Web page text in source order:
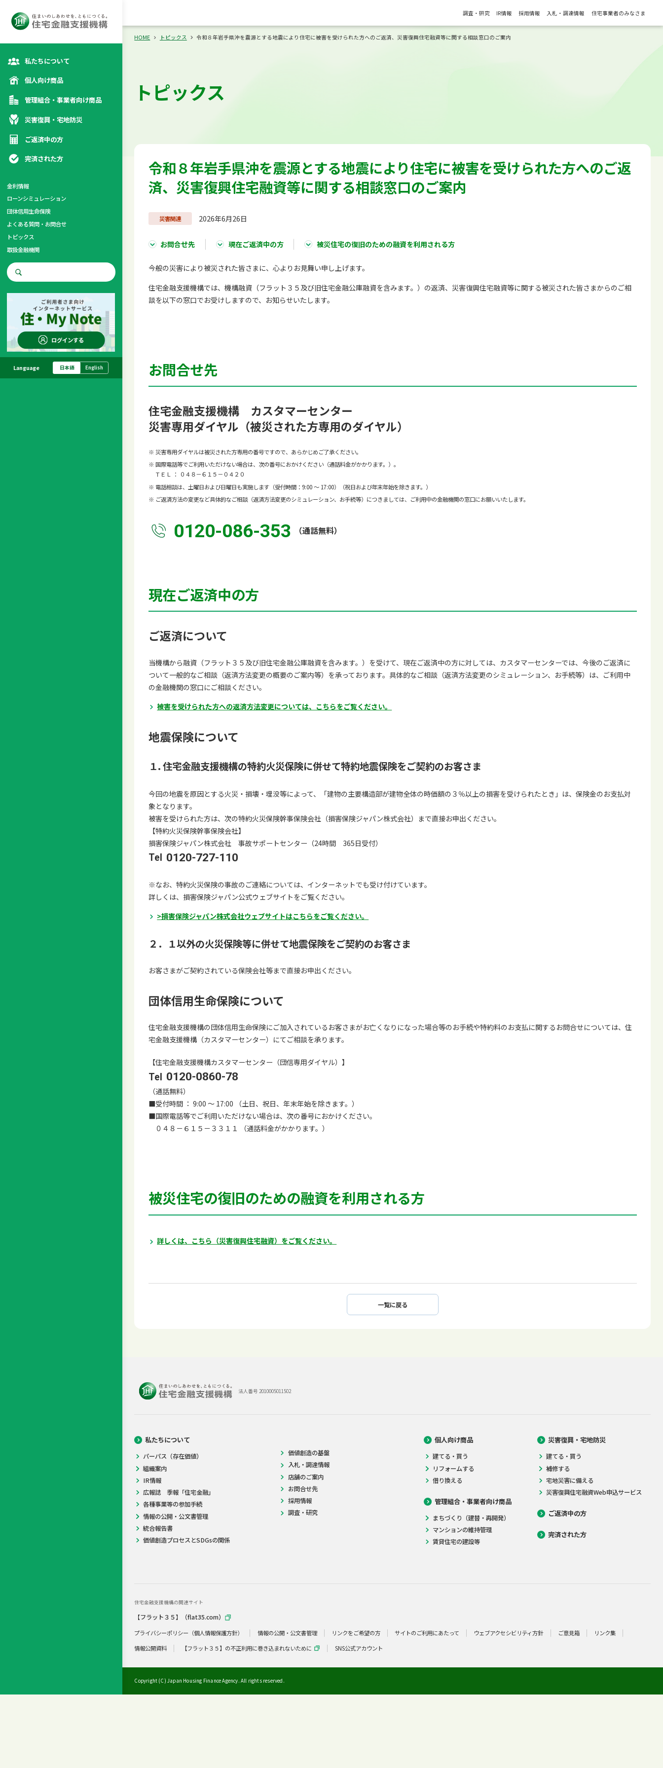
私たちについて
カテゴリトップ
調査・研究
個人向け商品
カテゴリトップ
管理組合・事業者向け商品
商品 カテゴリトップ
災害復興・宅地防災
カテゴリトップ
ご返済中の方
完済された方
金利情報
ローンシミュレーション
団体信用生命保険
よくある質問・お問合せ
トピックス
取扱金融機関
ログインする
Language English
日本語
調査・研究 IR情報 採用情報 入札・調達情報 住宅事業者のみなさま
HOME トピックス 令和８年岩手県沖を震源とする地震により住宅に被害を受けられた方へのご返済、災害復興住宅融資等に関する相談窓口のご案内
トピックス
令和８年岩手県沖を震源とする地震により住宅に被害を受けられた方へのご返
済、災害復興住宅融資等に関する相談窓口のご案内
災害関連 2026年6月26日
お問合せ先 現在ご返済中の方 被災住宅の復旧のための融資を利用される方
今般の災害により被災された皆さまに、心よりお見舞い申し上げます。
住宅金融支援機構では、機構融資（フラット３５及び旧住宅金融公庫融資を含みます。）の返済、災害復興住宅融資等に関する被災された皆さまからのご相
談を以下の窓口でお受けしますので、お知らせいたします。
お問合せ先
住宅金融支援機構 カスタマーセンター
災害専用ダイヤル（被災された方専用のダイヤル）
※ 災害専用ダイヤルは被災された方専用の番号ですので、あらかじめご了承ください。
※ 国際電話等でご利用いただけない場合は、次の番号におかけください（通話料金がかかります。）。
ＴＥＬ ： ０４８－６１５－０４２０
※ 電話相談は、土曜日および日曜日も実施します（受付時間：9:00 ～ 17:00）（祝日および年末年始を除きます。）
※ ご返済方法の変更など具体的なご相談（返済方法変更のシミュレーション、お手続等）につきましては、ご利用中の金融機関の窓口にお願いいたします。
0120-086-353 （通話無料）
現在ご返済中の方
ご返済について
当機構から融資（フラット３５及び旧住宅金融公庫融資を含みます。）を受けて、現在ご返済中の方に対しては、カスタマーセンターでは、今後のご返済に
ついて一般的なご相談（返済方法変更の概要のご案内等）を承っております。具体的なご相談（返済方法変更のシミュレーション、お手続等）は、ご利用中
の金融機関の窓口にご相談ください。
被害を受けられた方への返済方法変更については、こちらをご覧ください。
地震保険について
１. 住宅金融支援機構の特約火災保険に併せて特約地震保険をご契約のお客さま
今回の地震を原因とする火災・損壊・埋没等によって、「建物の主要構造部が建物全体の時価額の３％以上の損害を受けられたとき」は、保険金のお支払対
象となります。
被害を受けられた方は、次の特約火災保険幹事保険会社（損害保険ジャパン株式会社）まで直接お申出ください。
【特約火災保険幹事保険会社】
損害保険ジャパン株式会社 事故サポートセンター（24時間 365日受付）
0120-727-110
※なお、特約火災保険の事故のご連絡については、インターネットでも受け付けています。
詳しくは、損害保険ジャパン公式ウェブサイトをご覧ください。
>損害保険ジャパン株式会社ウェブサイトはこちらをご覧ください。
２．１以外の火災保険等に併せて地震保険をご契約のお客さま
お客さまがご契約されている保険会社等まで直接お申出ください。
団体信用生命保険について
住宅金融支援機構の団体信用生命保険にご加入されているお客さまがお亡くなりになった場合等のお手続や特約料のお支払に関するお問合せについては、住
宅金融支援機構（カスタマーセンター）にてご相談を承ります。
【住宅金融支援機構カスタマーセンター（団信専用ダイヤル）】
0120-0860-78
（通話無料）
■受付時間 ： 9:00 ～ 17:00 （土日、祝日、年末年始を除きます。）
■国際電話等でご利用いただけない場合は、次の番号におかけください。
０４８－６１５－３３１１ （通話料金がかかります。）
被災住宅の復旧のための融資を利用される方
詳しくは、こちら（災害復興住宅融資）をご覧ください。
一覧に戻る
法人番号 2010005011502
私たちについて
パーパス（存在価値）
組織案内
IR情報
広報誌 季報「住宅金融」
各種事業等の参加手続
情報の公開・公文書管理
統合報告書
価値創造プロセスとSDGsの関係
価値創造の基盤
入札・調達情報
店舗のご案内
お問合せ先
採用情報
調査・研究
個人向け商品
建てる・買う
リフォームする
借り換える
管理組合・事業者向け商品
まちづくり（建替・再開発）
マンションの維持管理
賃貸住宅の建設等
災害復興・宅地防災
建てる・買う
補修する
宅地災害に備える
災害復興住宅融資Web申込サービス
ご返済中の方
完済された方
住宅金融支援機構の関連サイト
【フラット３５】（flat35.com）
プライバシーポリシー（個人情報保護方針） 情報の公開・公文書管理 リンクをご希望の方 サイトのご利用にあたって ウェブアクセシビリティ方針 ご意見箱
リンク集
情報公開資料
【フラット３５】の不正利用に巻き込まれないために SNS公式アカウント
Copyright (C) Japan Housing Finance Agency. All rights reserved.